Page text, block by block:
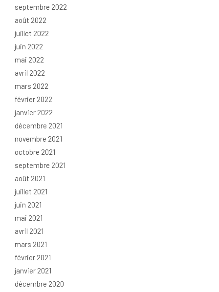
septembre 2022
août 2022
juillet 2022
juin 2022
mai 2022
avril 2022
mars 2022
février 2022
janvier 2022
décembre 2021
novembre 2021
octobre 2021
septembre 2021
août 2021
juillet 2021
juin 2021
mai 2021
avril 2021
mars 2021
février 2021
janvier 2021
décembre 2020